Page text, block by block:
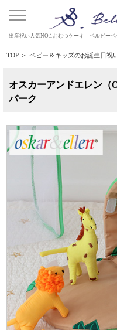
出産祝い人気NO.1おむつケーキ｜ベルビーベ
TOP > ベビー＆キッズのお誕生日祝
オスカーアンドエレン（
パーク